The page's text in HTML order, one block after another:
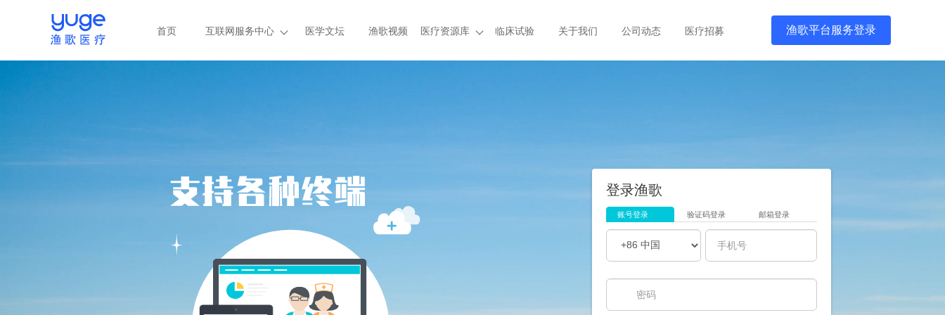
首页 互联网服务中心 医学文坛 渔歌视频 医疗资源库 临床试验 关于我们 公司动态 医疗招募 渔歌平台服务登录
登录渔歌
账号登录 验证码登录 邮箱登录